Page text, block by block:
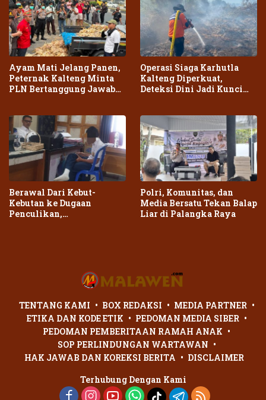
Ayam Mati Jelang Panen,
Peternak Kalteng Minta
PLN Bertanggung Jawab
Operasi Siaga Karhutla
Kalteng Diperkuat,
Deteksi Dini Jadi Kunci
Berawal Dari Kebut-
Kebutan ke Dugaan
Penculikan,
Polri, Komunitas, dan
Media Bersatu Tekan Balap
Liar di Palangka Raya
TENTANG KAMI BOX REDAKSI
MEDIA PARTNER
ETIKA DAN KODE ETIK
PEDOMAN MEDIA SIBER
PEDOMAN PEMBERITAAN RAMAH ANAK
SOP PERLINDUNGAN WARTAWAN
HAK JAWAB DAN KOREKSI BERITA
DISCLAIMER
Terhubung Dengan Kami